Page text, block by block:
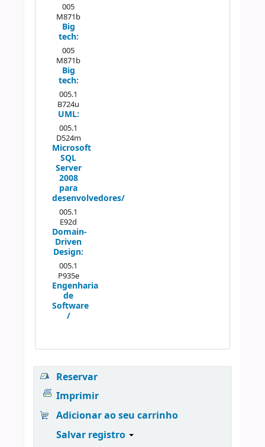
005
M871b
Big
tech:
005
M871b
Big
tech:
005.1
B724u
UML:
005.1
D524m
Microsoft
SQL
Server
2008
para
desenvolvedores/
005.1
E92d
Domain-
Driven
Design:
005.1
P935e
Engenharia
de
Software
/
Reservar
Imprimir
Adicionar ao seu carrinho
Salvar registro